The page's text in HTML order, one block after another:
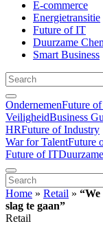
E-commerce
Energietransitie
Future of IT
Duurzame
Smart Business
OndernemenFuture
VeiligheidBusiness
HRFuture of Industry
War for TalentFuture
Future of IT
Home » Retail » “We
slag te gaan”
Retail